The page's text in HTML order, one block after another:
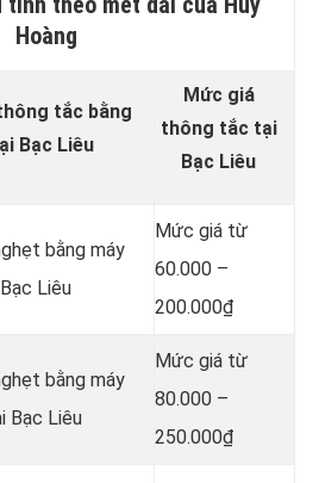
Hoàng
tắc bằng
Bạc Liêu
Mức giá
thông tắc tại
Bạc Liêu
bằng máy
Liêu
Mức giá từ
60.000 –
200.000₫
bằng máy
Bạc Liêu
Mức giá từ
80.000 –
250.000₫